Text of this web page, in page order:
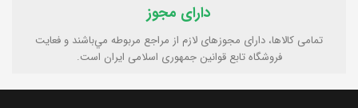
دارای مجوز
تمامی كالاها، دارای مجوزهای لازم از مراجع مربوطه مي‌باشند و فعایت
فروشگاه تابع قوانين جمهوری اسلامی ايران است.